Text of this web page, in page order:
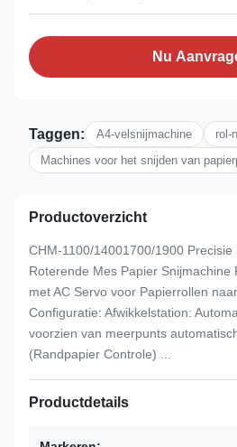
Nu
Taggen: A4-velsnijmachine
rol-
Machines voor het snijden van
Productoverzicht
CHM-1100/14001700/1900 Precisie
Roterende Mes Papier Snijmachine
met AC Servo voor Papierrollen
Configuratie: Afwikkelstation:
voorzien van meerpunts
(Randpapier Controle) ...
Productdetails